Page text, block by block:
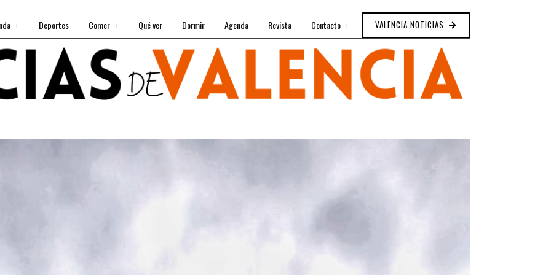
Deportes Comer Qué ver Dormir Agenda Revista Contacto VALENCIA NOTICIAS